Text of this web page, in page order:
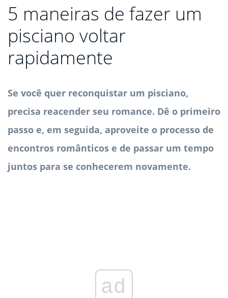
5 maneiras de fazer um
pisciano voltar
rapidamente
Se você quer reconquistar um pisciano,
precisa reacender seu romance. Dê o primeiro
passo e, em seguida, aproveite o processo de
encontros românticos e de passar um tempo
juntos para se conhecerem novamente.
ad